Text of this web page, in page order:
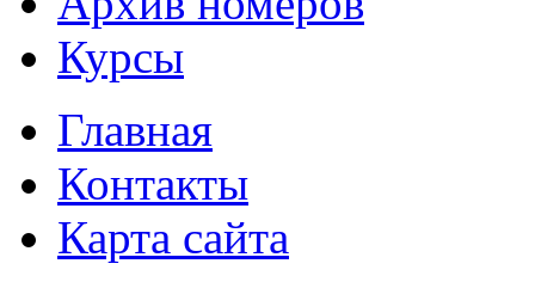
Курсы
Главная
Контакты
Карта сайта